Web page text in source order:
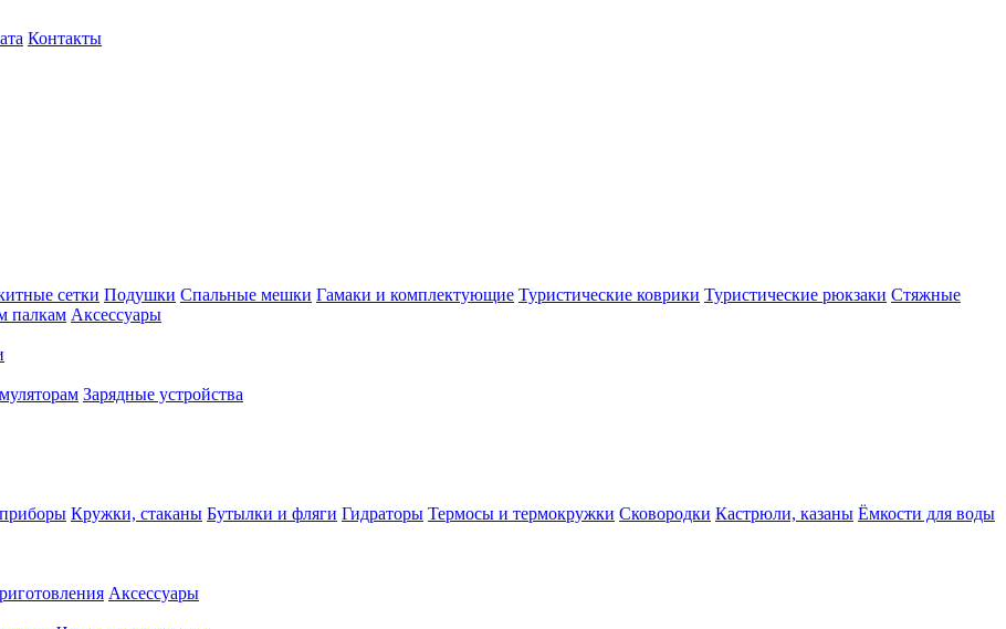
Контакты
сетки Подушки Спальные мешки Гамаки и комплектующие Туристические коврики Туристические рюкзаки Стяжные
палкам Аксессуары
Зарядные устройства
Кружки, стаканы Бутылки и фляги Гидраторы Термосы и термокружки Сковородки Кастрюли, казаны Ёмкости для воды
Аксессуары